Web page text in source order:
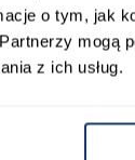
o tym, jak
mogą
z ich usług.